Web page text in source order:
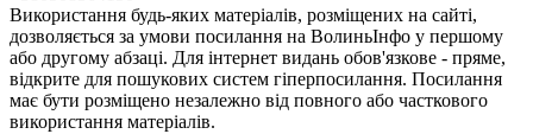
Використання будь-яких матеріалів, розміщених на сайті,
дозволяється за умови посилання на ВолиньІнфо у першому
або другому абзаці. Для інтернет видань обов'язкове - пряме,
відкрите для пошукових систем гіперпосилання. Посилання
має бути розміщено незалежно від повного або часткового
використання матеріалів.